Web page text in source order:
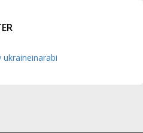
ukraineinarabi